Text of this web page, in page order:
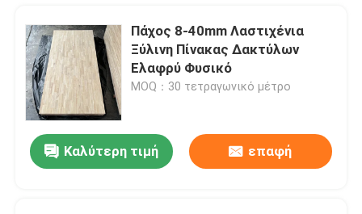
Πάχος 8-40mm Λαστιχένια
Ξύλινη Πίνακας Δακτύλων
Ελαφρύ Φυσικό
MOQ：30 τετραγωνικό μέτρο
Καλύτερη τιμή επαφή